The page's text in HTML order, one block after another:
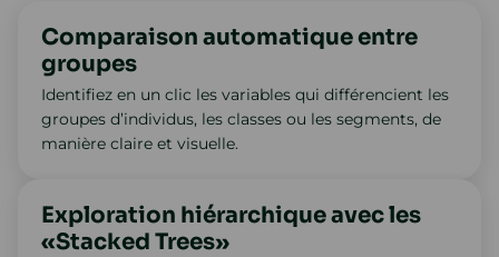
Comparaison automatique entre
groupes
Identifiez en un clic les variables qui différencient les
groupes d’individus, les classes ou les segments, de
manière claire et visuelle.
Exploration hiérarchique avec les
«Stacked Trees»